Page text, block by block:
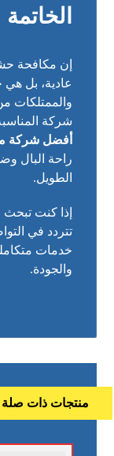
الخاتمة
إن مكافحة
عادية، بل هي
والممتلكات
شركة
أفضل شركة
راحة البال
الطويل.
إذا كنت
تتردد في
خدمات
والجودة.
منتجات ذات صلة